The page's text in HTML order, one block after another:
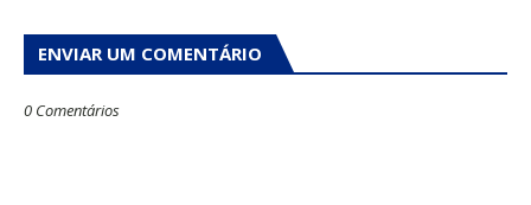
ENVIAR UM COMENTÁRIO
0 Comentários